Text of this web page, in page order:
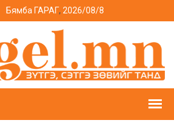
Бямба ГАРАГ, 2026/08/8